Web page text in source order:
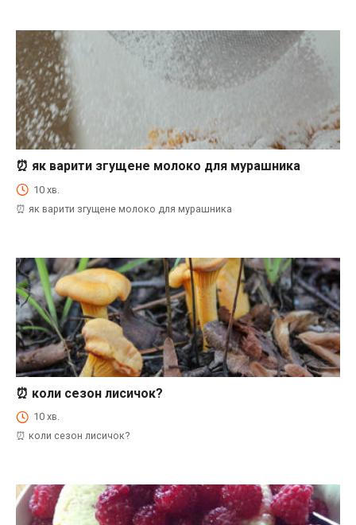
⏰Енциклопедія Coofood. Як економити час і гроші на кухні. Практичний побут.
⏰ як варити згущене молоко для мурашника
10 хв.
⏰ як варити згущене молоко для мурашника
⏰ коли сезон лисичок?
10 хв.
⏰ коли сезон лисичок?